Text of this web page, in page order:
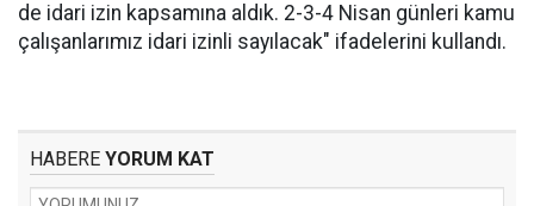
de idari izin kapsamına aldık. 2-3-4 Nisan günleri kamu
çalışanlarımız idari izinli sayılacak" ifadelerini kullandı.
HABERE YORUM KAT